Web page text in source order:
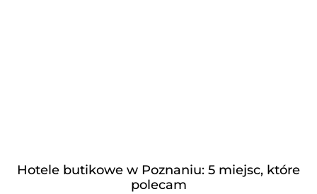
Hotele butikowe w Poznaniu: 5 miejsc, które
polecam